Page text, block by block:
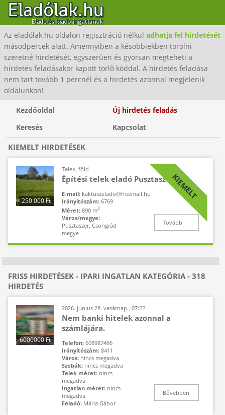
Az eladólak.hu oldalon regisztráció nélkül adhatja fel hirdetését
másodpercek alatt. Amennyiben a késobbiekben törölni
szeretné hirdetését, egyszerûen és gyorsan megteheti a
hirdetés feladásakor kapott törlõ kóddal. A hirdetés feladása
nem tart tovább 1 percnél és a hirdetés azonnal megjelenik
oldalunkon!
Kezdőoldal
Új hirdetés feladás
Keresés
Kapcsolat
KIEMELT HIRDETÉSEK
250.000 Ft KIEMELT
Telek, föld
Építési telek eladó Pusztaszeren
E-mail: kaktuszelado@freemail.hu
Irányítószám: 6769
Méret: 890 m2
Város/megye:
Pusztaszer, Csongrád
megye
Tovább
FRISS HIRDETÉSEK - IPARI INGATLAN KATEGÓRIA - 318
HIRDETÉS
6000000 Ft
2026. június 28. vasárnap , 07:22
Nem banki hitelek azonnal a
számlájára.
Telefon: 608987486
Irányítószám: 8411
Város: nincs megadva
Szobák: nincs megadva
Telek méret: nincs
megadva
Ingatlan méret: nincs
megadva
Feladó: Mária Gábor
Bővebben